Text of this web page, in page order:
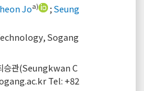
Joa) ;Seung
Sogang
승관(Seungkwan C
Tel: +82